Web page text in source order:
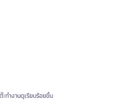
ทำงานดูเรียบร้อยขึ้น